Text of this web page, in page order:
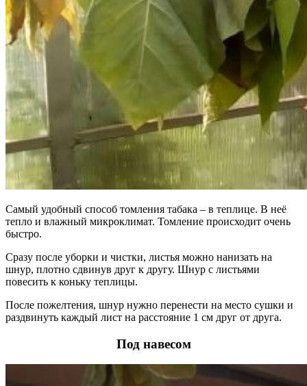
Самый удобный способ томления табака – в теплице. В неё
тепло и влажный микроклимат. Томление происходит очень
быстро.
Сразу после уборки и чистки, листья можно нанизать на
шнур, плотно сдвинув друг к другу. Шнур с листьями
повесить к коньку теплицы.
После пожелтения, шнур нужно перенести на место сушки и
раздвинуть каждый лист на расстояние 1 см друг от друга.
Под навесом